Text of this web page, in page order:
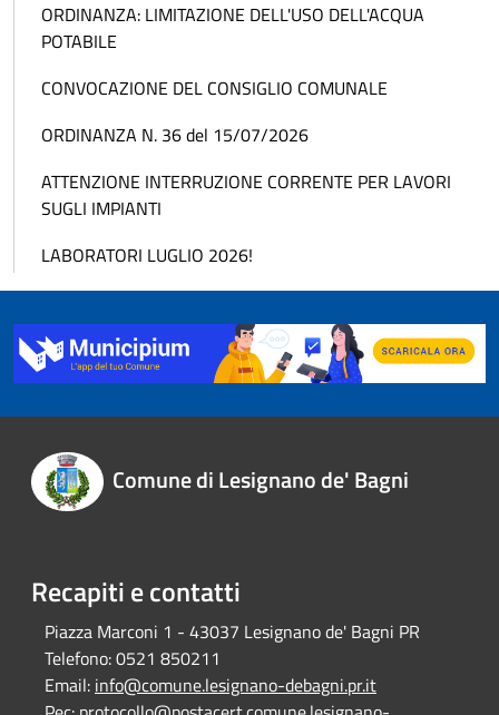
ORDINANZA: LIMITAZIONE DELL'USO DELL'ACQUA
POTABILE
CONVOCAZIONE DEL CONSIGLIO COMUNALE
ORDINANZA N. 36 del 15/07/2026
ATTENZIONE INTERRUZIONE CORRENTE PER LAVORI
SUGLI IMPIANTI
LABORATORI LUGLIO 2026!
Comune di Lesignano de' Bagni
Recapiti e contatti
Piazza Marconi 1 - 43037 Lesignano de' Bagni PR
Telefono:0521 850211
Email: info@comune.lesignano-debagni.pr.it